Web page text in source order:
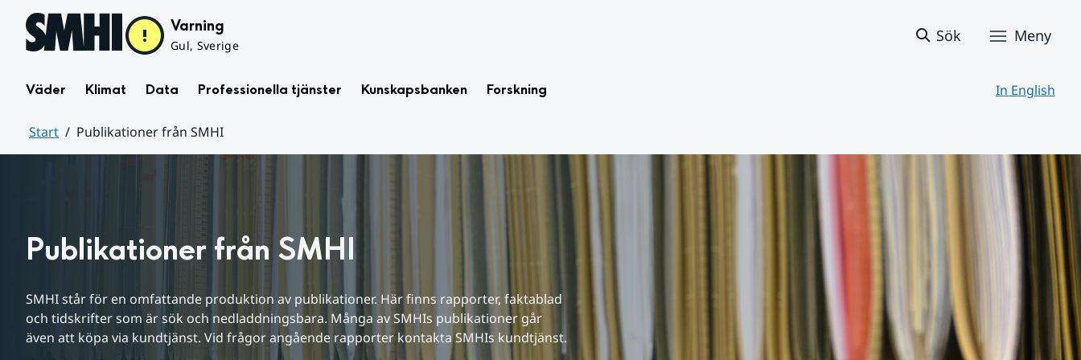
Hoppa till sidans innehåll Varning
Gul, Sverige
Sök Meny
Väder Klimat Data Professionella tjänster Kunskapsbanken Forskning In English
Start
Publikationer från SMHI
Publikationer från SMHI
SMHI står för en omfattande produktion av publikationer. Här finns rapporter, faktablad
och tidskrifter som är sök och nedladdningsbara. Många av SMHIs publikationer går
även att köpa via kundtjänst. Vid frågor angående rapporter kontakta SMHIs kundtjänst.